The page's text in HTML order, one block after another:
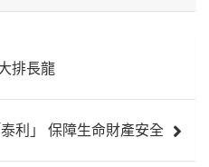
排長龍
利」 保障生命財產安全